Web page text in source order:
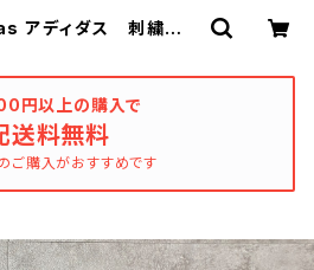
ディダス 刺繍パフ
円以上の購入で
送料無料
ご購入がおすすめです